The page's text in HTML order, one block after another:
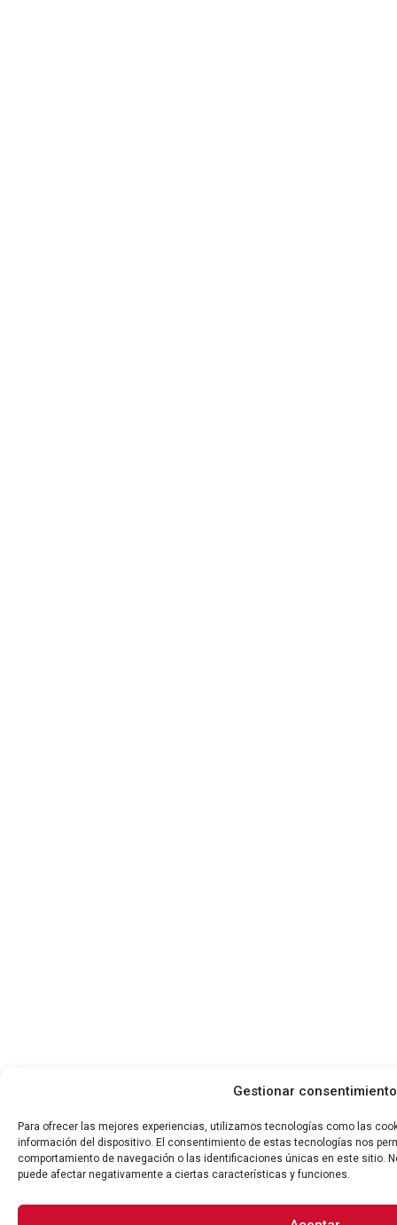
Gestionar consentimiento
Para ofrecer las mejores experiencias, utilizamos tecnologías como las
información del dispositivo. El consentimiento de estas tecnologías nos
comportamiento de navegación o las identificaciones únicas en este sitio.
puede afectar negativamente a ciertas características y funciones.